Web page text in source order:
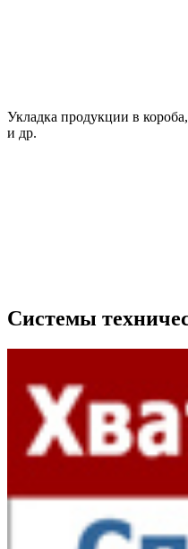
Укладка продукции в
и др.
Системы